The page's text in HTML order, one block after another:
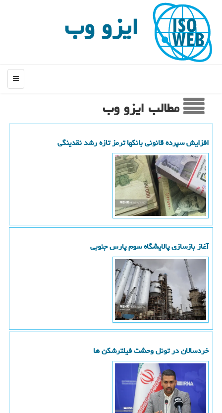
ایزو وب
منو
مطالب ایزو وب
افزایش سپرده قانونی بانکها ترمز تازه رشد نقدینگی
آغاز بازسازی پالایشگاه سوم پارس جنوبی
خردسالان در تونل وحشت فیلترشکن ها